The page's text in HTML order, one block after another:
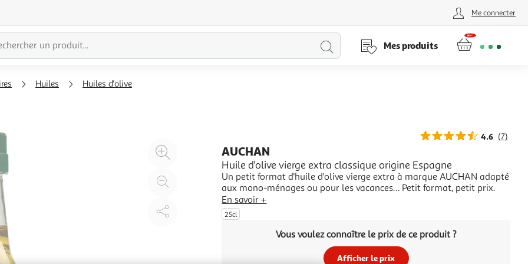
Me connecter
Lancer
Mes produits
Huiles Huiles d'olive
Agrandir
l'illustration
l'illustration
Partager
4.6 (7)
AUCHAN
Huile d'olive vierge extra classique origine Espagne
Un petit format d'huile d'olive vierge extra à marque AUCHAN adapté
aux mono-ménages ou pour les vacances… Petit format, petit prix.
En savoir +
25cl
Vous voulez connaître le prix de ce produit ?
Afficher le prix